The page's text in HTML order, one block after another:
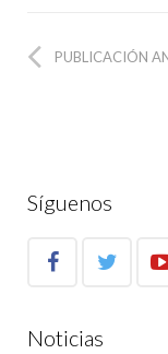
PUBLICACIÓN
Síguenos
Noticias